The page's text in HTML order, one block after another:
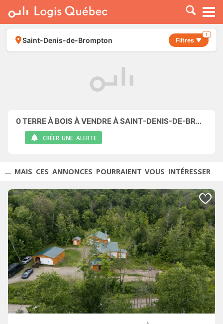
À LOUER
À VENDRE
PLACER UNE ANNONCE
Saint-Denis-de-Brompton Filtres ▼
1
0TERRE À BOIS À VENDRE À SAINT-DENIS-DE-BROMPTON
CRÉER UNE ALERTE
... MAIS CES ANNONCES POURRAIENT VOUS INTÉRESSER